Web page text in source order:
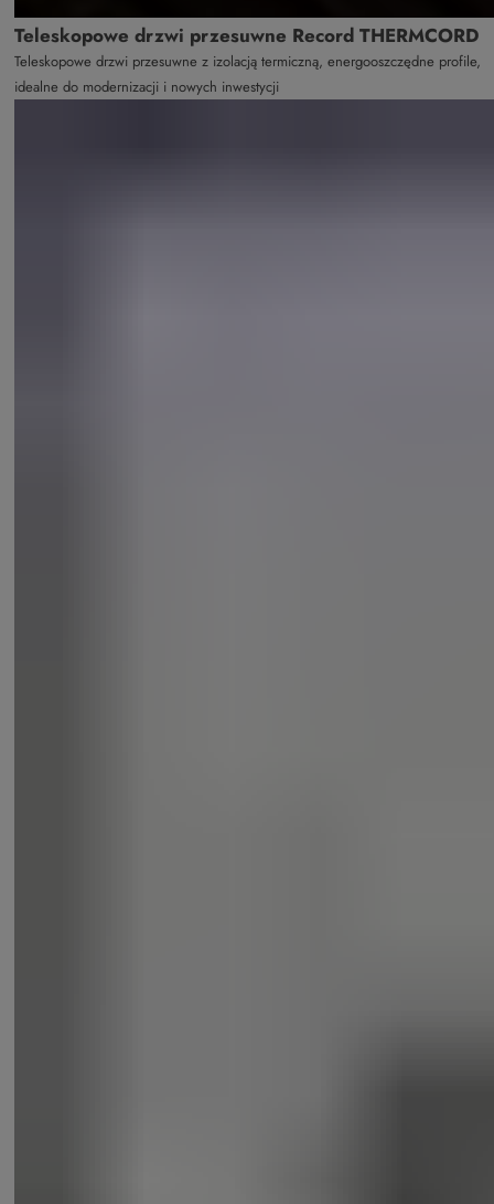
Teleskopowe drzwi przesuwne Record THERMCORD
Teleskopowe drzwi przesuwne z izolacją termiczną, energooszczędne profile,
idealne do modernizacji i nowych inwestycji